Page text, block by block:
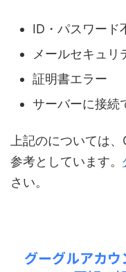
ID・パスワード
メールセキュリ
証明書エラー
サーバーに接続
上記のについては
参考としています。
さい。
グーグルアカ